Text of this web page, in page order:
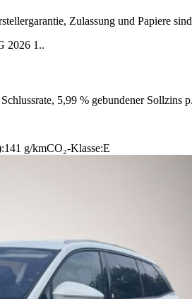
Zulassung und Papiere
2026 1..
5,99 % gebundener Sollzins
141 g/kmCO₂-Klasse:E